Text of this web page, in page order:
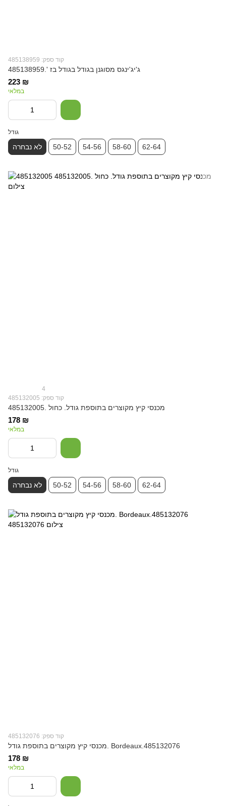
קוד ספק: 485138959
ג'יג'ינגס מסוגנן בגודל בגודל בז '.485138959
223 ₪
במלאי
גודל
לא נבחרה 50-52 54-56 58-60 62-64
4
קוד ספק: 485132005
מכנסי קיץ מקוצרים בתוספת גודל. כחול .485132005
178 ₪
במלאי
גודל
לא נבחרה 50-52 54-56 58-60 62-64
קוד ספק: 485132076
מכנסי קיץ מקוצרים בתוספת גודל. Bordeaux.485132076
178 ₪
במלאי